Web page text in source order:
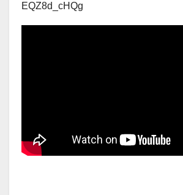
EQZ8d_cHQg